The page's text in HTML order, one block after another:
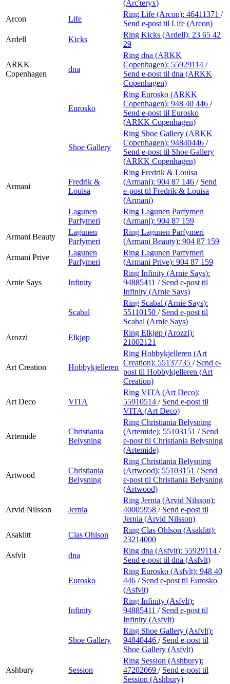
(Arc'teryx)
Arcon
Life
Ring Life (Arcon): 46411371 /
Send e-post til Life (Arcon)
Ardell
Kicks
Ring Kicks (Ardell): 23 65 42
29
ARKK
Copenhagen
dna
Ring dna (ARKK
Copenhagen): 55929114 /
Send e-post til dna (ARKK
Copenhagen)
Eurosko
Ring Eurosko (ARKK
Copenhagen): 948 40 446 /
Send e-post til Eurosko
(ARKK Copenhagen)
Shoe Gallery
Ring Shoe Gallery (ARKK
Copenhagen): 94840446 /
Send e-post til Shoe Gallery
(ARKK Copenhagen)
Armani
Fredrik &
Louisa
Ring Fredrik & Louisa
(Armani): 904 87 146 / Send
e-post til Fredrik & Louisa
(Armani)
Lagunen
Parfymeri
Ring Lagunen Parfymeri
(Armani): 904 87 159
Armani Beauty
Lagunen
Parfymeri
Ring Lagunen Parfymeri
(Armani Beauty): 904 87 159
Armani Prive
Lagunen
Parfymeri
Ring Lagunen Parfymeri
(Armani Prive): 904 87 159
Arnie Says Infinity
Ring Infinity (Arnie Says):
94885411 / Send e-post til
Infinity (Arnie Says)
Scabal
Ring Scabal (Arnie Says):
55110150 / Send e-post til
Scabal (Arnie Says)
Arozzi
Elkjøp
Ring Elkjøp (Arozzi):
21002121
Art Creation Hobbykjelleren
Ring Hobbykjelleren (Art
Creation): 55137735 / Send e-
post til Hobbykjelleren (Art
Creation)
Art Deco VITA
Ring VITA (Art Deco):
55910514 / Send e-post til
VITA (Art Deco)
Artemide
Christiania
Belysning
Ring Christiania Belysning
(Artemide): 55103151 / Send
e-post til Christiania Belysning
(Artemide)
Artwood
Christiania
Belysning
Ring Christiania Belysning
(Artwood): 55103151 / Send
e-post til Christiania Belysning
(Artwood)
Arvid Nilsson Jernia
Ring Jernia (Arvid Nilsson):
40005958 / Send e-post til
Jernia (Arvid Nilsson)
Asaklitt
Clas Ohlson
Ring Clas Ohlson (Asaklitt):
23214000
Asfvlt
dna
Ring dna (Asfvlt): 55929114 /
Send e-post til dna (Asfvlt)
Eurosko
Ring Eurosko (Asfvlt): 948 40
446 / Send e-post til Eurosko
(Asfvlt)
Infinity
Ring Infinity (Asfvlt):
94885411 / Send e-post til
Infinity (Asfvlt)
Shoe Gallery
Ring Shoe Gallery (Asfvlt):
94840446 / Send e-post til
Shoe Gallery (Asfvlt)
Ashbury Session
Ring Session (Ashbury):
47202069 / Send e-post til
Session (Ashbury)